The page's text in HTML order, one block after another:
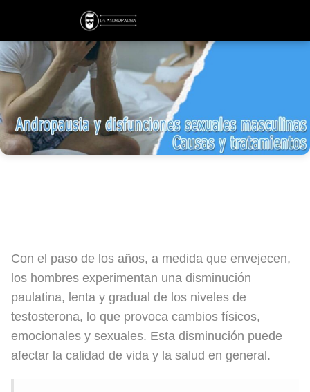
Con el paso de los años, a medida que envejecen,
los hombres experimentan una disminución
paulatina, lenta y gradual de los niveles de
testosterona, lo que provoca cambios físicos,
emocionales y sexuales. Esta disminución puede
afectar la calidad de vida y la salud en general.